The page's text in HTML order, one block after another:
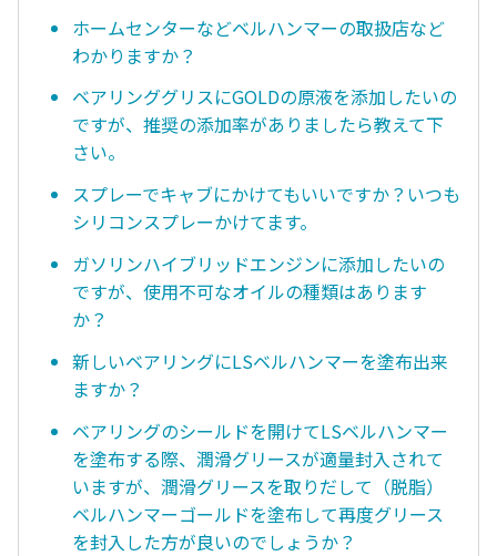
ホームセンターなどベルハンマーの取扱店など
わかりますか？
ベアリンググリスにGOLDの原液を添加したいの
ですが、推奨の添加率がありましたら教えて下
さい。
スプレーでキャブにかけてもいいですか？いつも
シリコンスプレーかけてます。
ガソリンハイブリッドエンジンに添加したいの
ですが、使用不可なオイルの種類はあります
か？
新しいベアリングにLSベルハンマーを塗布出来
ますか？
ベアリングのシールドを開けてLSベルハンマー
を塗布する際、潤滑グリースが適量封入されて
いますが、潤滑グリースを取りだして（脱脂）
ベルハンマーゴールドを塗布して再度グリース
を封入した方が良いのでしょうか？